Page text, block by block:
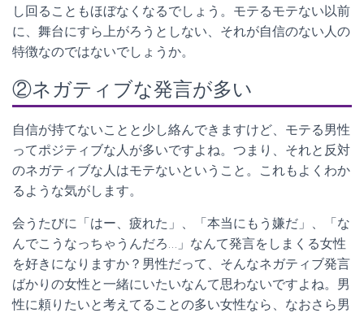
し回ることもほぼなくなるでしょう。モテるモテない以前
に、舞台にすら上がろうとしない、それが自信のない人の
特徴なのではないでしょうか。
②ネガティブな発言が多い
自信が持てないことと少し絡んできますけど、モテる男性
ってポジティブな人が多いですよね。つまり、それと反対
のネガティブな人はモテないということ。これもよくわか
るような気がします。
会うたびに「はー、疲れた」、「本当にもう嫌だ」、「な
んでこうなっちゃうんだろ…」なんて発言をしまくる女性
を好きになりますか？男性だって、そんなネガティブ発言
ばかりの女性と一緒にいたいなんて思わないですよね。男
性に頼りたいと考えてることの多い女性なら、なおさら男